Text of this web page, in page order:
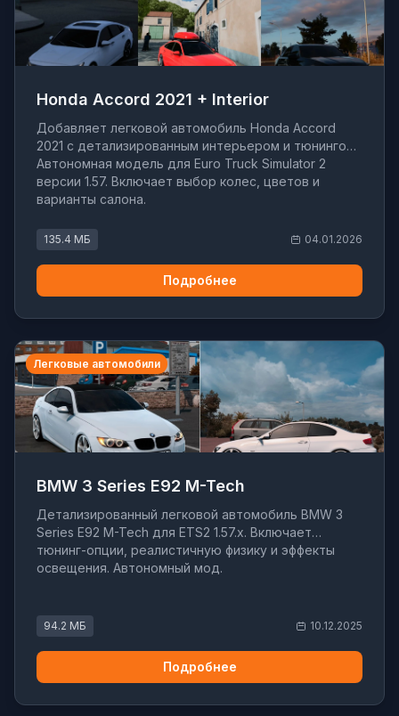
Honda Accord 2021 + Interior
Добавляет легковой автомобиль Honda Accord
2021 с детализированным интерьером и тюнингом.
Автономная модель для Euro Truck Simulator 2
версии 1.57. Включает выбор колес, цветов и
варианты салона.
135.4 МБ 04.01.2026
Подробнее
Легковые автомобили
BMW 3 Series E92 M-Tech
Детализированный легковой автомобиль BMW 3
Series E92 M-Tech для ETS2 1.57.x. Включает
тюнинг-опции, реалистичную физику и эффекты
освещения. Автономный мод.
94.2 МБ 10.12.2025
Подробнее